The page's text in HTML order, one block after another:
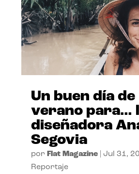
Un buen día de
verano para…
diseñadora
Segovia
por Flat Magazine| Jul 31,
Reportaje